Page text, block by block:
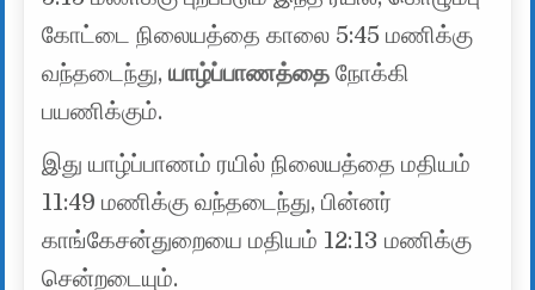
கோட்டை நிலையத்தை காலை 5:45 மணிக்கு
வந்தடைந்து, யாழ்ப்பாணத்தை நோக்கி
பயணிக்கும்.
இது யாழ்ப்பாணம் ரயில் நிலையத்தை மதியம்
11:49 மணிக்கு வந்தடைந்து, பின்னர்
காங்கேசன்துறையை மதியம் 12:13 மணிக்கு
சென்றடையும்.